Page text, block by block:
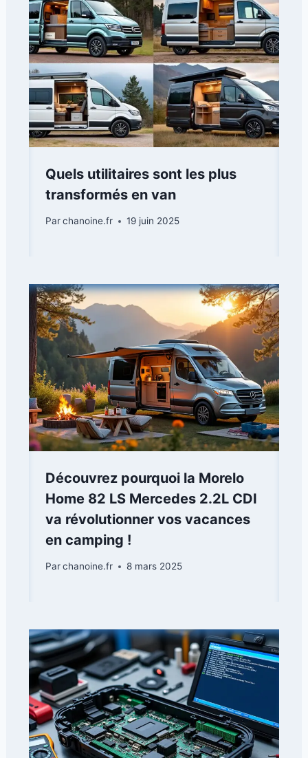
Quels utilitaires sont les plus
transformés en van
Parchanoine.fr 19 juin 2025
Découvrez pourquoi la Morelo
Home 82 LS Mercedes 2.2L CDI
va révolutionner vos vacances
en camping !
Parchanoine.fr 8 mars 2025